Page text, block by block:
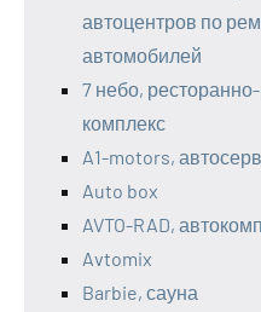
автоцентров по
автомобилей
7 небо,
комплекс
A1-motors,
Auto box
AVTO-RAD,
Avtomix
Barbie, сауна